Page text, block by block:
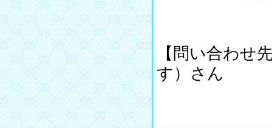
【問い合わせ
す）さん